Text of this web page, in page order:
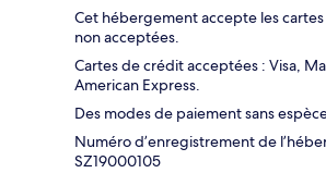
Cet hébergement accepte les
non acceptées.
Cartes de crédit acceptées : Visa,
American Express.
Des modes de paiement sans
Numéro d’enregistrement de
SZ19000105